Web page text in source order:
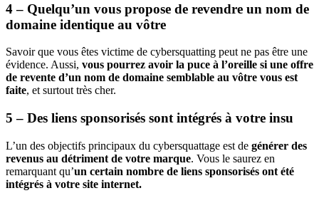
4 – Quelqu’un vous propose de revendre un nom de
domaine identique au vôtre
Savoir que vous êtes victime de cybersquatting peut ne pas être une
évidence. Aussi, vous pourrez avoir la puce à l’oreille si une offre
de revente d’un nom de domaine semblable au vôtre vous est
faite, et surtout très cher.
5 – Des liens sponsorisés sont intégrés à votre insu
L’un des objectifs principaux du cybersquattage est de générer des
revenus au détriment de votre marque. Vous le saurez en
remarquant qu’un certain nombre de liens sponsorisés ont été
intégrés à votre site internet.